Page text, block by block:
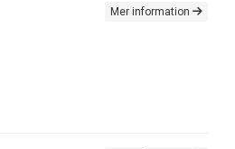
Mer information